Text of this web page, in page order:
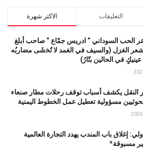
الاكثر شهرة التعليقات
الحب السوداني ” ادريس جمّاع ” صاحب أبلغ
الغزل (وﺍﻟﺴﻴﻒ ﻓﻲ الغمد ﻻ ﺗُﺨشَى مضاربُه
ﻓﻲ ﺍﻟﺤﺎﻟﻴﻦ ﺑﺘّﺎﺭُ)
النقل يكشف أسباب توقف رحلات مطار صنعاء
مسؤولية تعطيل عمل الخطوط اليمنية
إغلاق باب المندب يهدد التجارة العالمية
مسبوقة*